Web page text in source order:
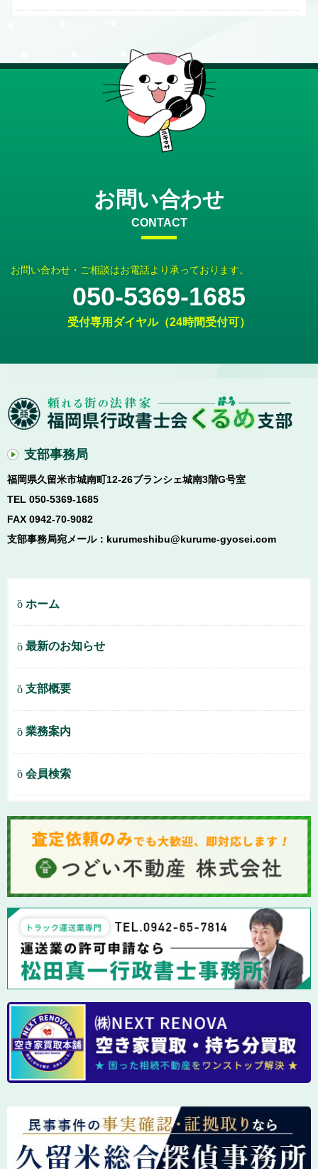
お問い合わせ
CONTACT
お問い合わせ・ご相談はお電話より承っております。
050-5369-1685
受付専用ダイヤル（24時間受付可）
支部事務局
福岡県久留米市城南町12-26ブランシェ城南3階G号室
TEL 050-5369-1685
FAX 0942-70-9082
支部事務局宛メール：kurumeshibu@kurume-gyosei.com
ホーム
最新のお知らせ
支部概要
業務案内
会員検索